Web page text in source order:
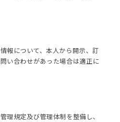
報について、本人から開示、訂
い合わせがあった場合は適正に
理規定及び管理体制を整備し、